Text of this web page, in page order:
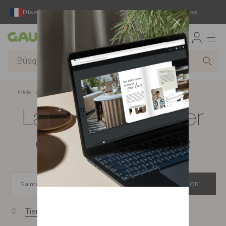
Diseñador y fabricante francés desde hace 65 años
Gautier
Inicio app.seo.store_locator_city.title
Las tiendas Gautier
de Sainte-Eulalie
OK
Tiendas cercanas